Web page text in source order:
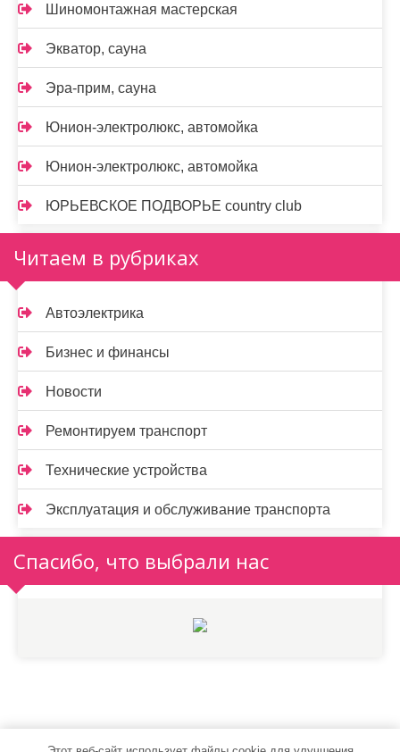
Шиномонтажная мастерская
Экватор, сауна
Эра-прим, сауна
Юнион-электролюкс, автомойка
Юнион-электролюкс, автомойка
ЮРЬЕВСКОЕ ПОДВОРЬЕ country club
Читаем в рубриках
Автоэлектрика
Бизнес и финансы
Новости
Ремонтируем транспорт
Технические устройства
Эксплуатация и обслуживание транспорта
Спасибо, что выбрали нас